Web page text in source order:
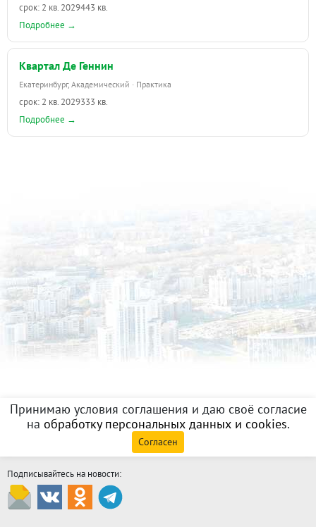
срок: 2 кв. 2029443 кв.
Подробнее →
Квартал Де Геннин
Екатеринбург, Академический · Практика
срок: 2 кв. 2029333 кв.
Подробнее →
Принимаю условия соглашения и даю своё согласие
на обработку персональных данных и cookies.
Согласен
Подписывайтесь на новости: